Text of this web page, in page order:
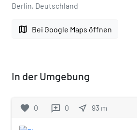
Berlin, Deutschland
map Bei Google Maps öffnen
In der Umgebung
favorite 0 reviews 0 near_me 93 m